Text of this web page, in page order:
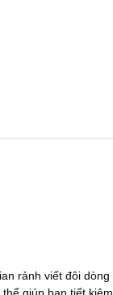
rảnh viết đôi dòng
giúp bạn tiết kiệm